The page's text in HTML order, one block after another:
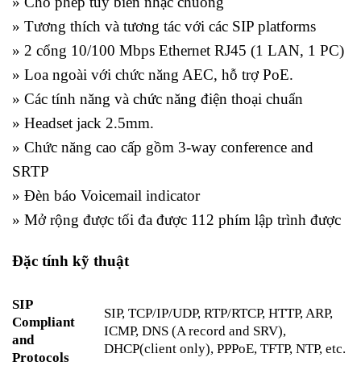
» Tương thích và tương tác với các SIP platforms
» 2 cổng 10/100 Mbps Ethernet RJ45 (1 LAN, 1 PC)
» Loa ngoài với chức năng AEC, hỗ trợ PoE.
» Các tính năng và chức năng điện thoại chuẩn
» Headset jack 2.5mm.
» Chức năng cao cấp gồm 3-way conference and
SRTP
» Đèn báo Voicemail indicator
» Mở rộng được tối đa được 112 phím lập trình được
Đặc tính kỹ thuật
SIP
Compliant
and
Protocols
SIP, TCP/IP/UDP, RTP/RTCP, HTTP, ARP,
ICMP, DNS (A record and SRV),
DHCP(client only), PPPoE, TFTP, NTP, etc.